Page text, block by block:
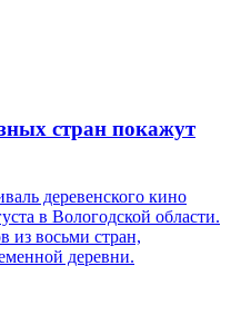
стран покажут
деревенского кино
в Вологодской области.
из восьми стран,
деревни.